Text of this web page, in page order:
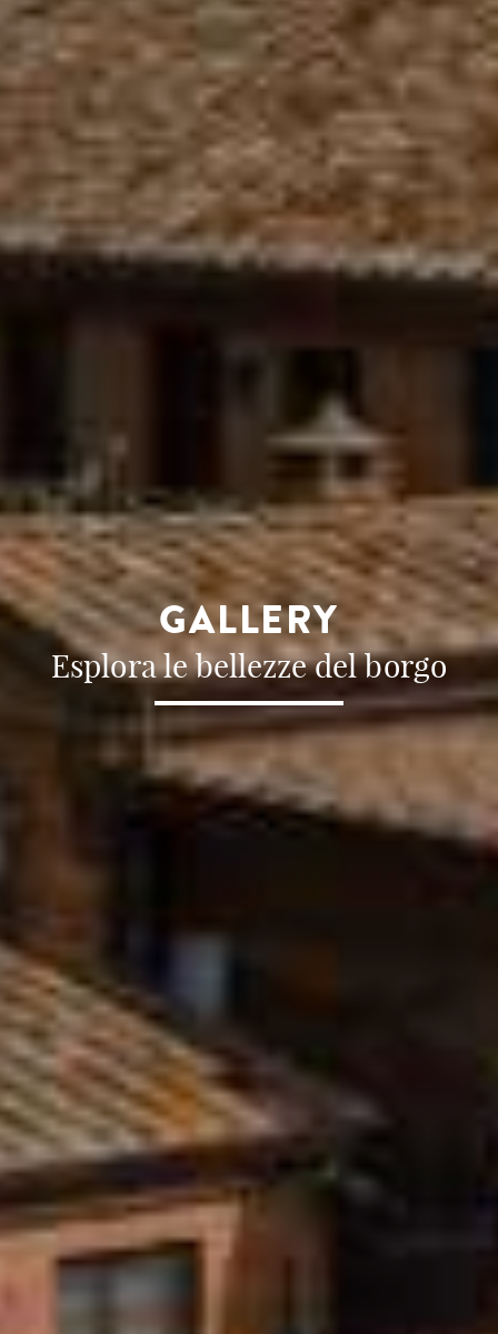
GALLERY
Esplora le bellezze del borgo